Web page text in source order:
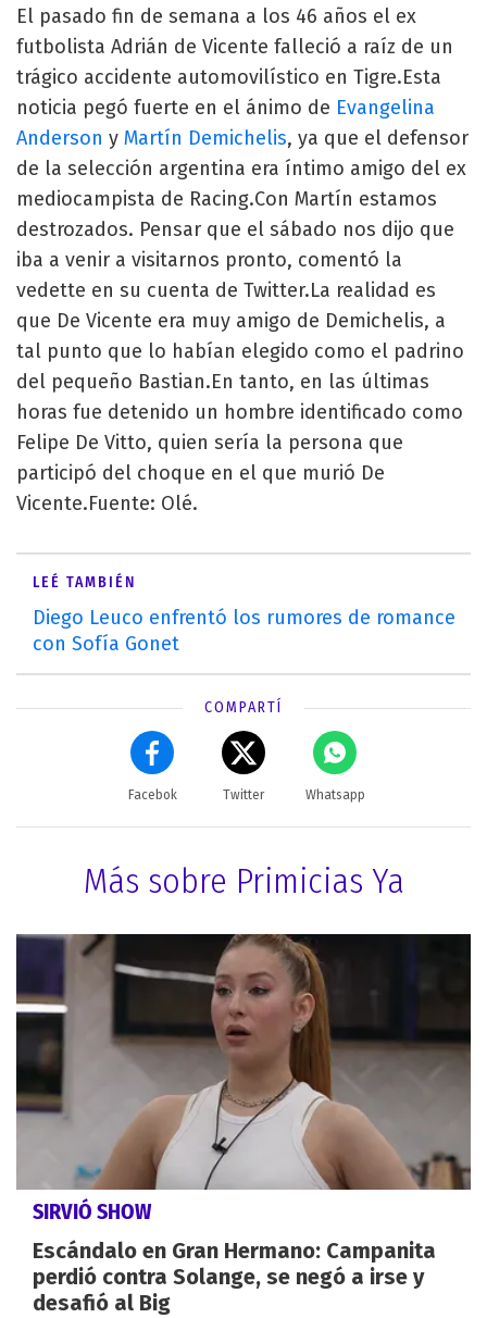
El pasado fin de semana a los 46 años el ex
futbolista Adrián de Vicente falleció a raíz de un
trágico accidente automovilístico en Tigre.Esta
noticia pegó fuerte en el ánimo de Evangelina
Anderson y Martín Demichelis, ya que el defensor
de la selección argentina era íntimo amigo del ex
mediocampista de Racing.Con Martín estamos
destrozados. Pensar que el sábado nos dijo que
iba a venir a visitarnos pronto, comentó la
vedette en su cuenta de Twitter.La realidad es
que De Vicente era muy amigo de Demichelis, a
tal punto que lo habían elegido como el padrino
del pequeño Bastian.En tanto, en las últimas
horas fue detenido un hombre identificado como
Felipe De Vitto, quien sería la persona que
participó del choque en el que murió De
Vicente.Fuente: Olé.
LEÉ TAMBIÉN
Diego Leuco enfrentó los rumores de romance
con Sofía Gonet
COMPARTÍ
Facebok Twitter Whatsapp
Más sobre Primicias Ya
SIRVIÓ SHOW
Escándalo en Gran Hermano: Campanita
perdió contra Solange, se negó a irse y
desafió al Big